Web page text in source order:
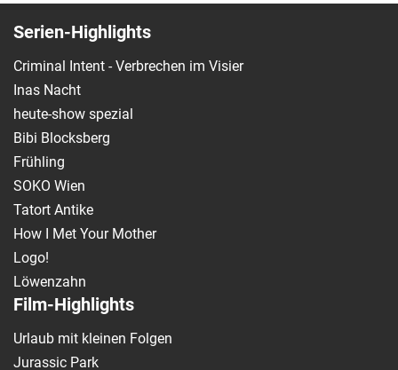
Serien-Highlights
Criminal Intent - Verbrechen im Visier
Inas Nacht
heute-show spezial
Bibi Blocksberg
Frühling
SOKO Wien
Tatort Antike
How I Met Your Mother
Logo!
Löwenzahn
Film-Highlights
Urlaub mit kleinen Folgen
Jurassic Park